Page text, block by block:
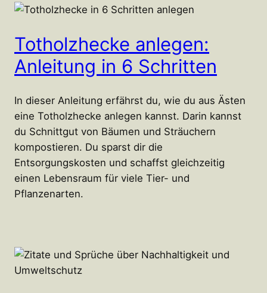
Totholzhecke anlegen:
Anleitung in 6 Schritten
In dieser Anleitung erfährst du, wie du aus Ästen
eine Totholzhecke anlegen kannst. Darin kannst
du Schnittgut von Bäumen und Sträuchern
kompostieren. Du sparst dir die
Entsorgungskosten und schaffst gleichzeitig
einen Lebensraum für viele Tier- und
Pflanzenarten.